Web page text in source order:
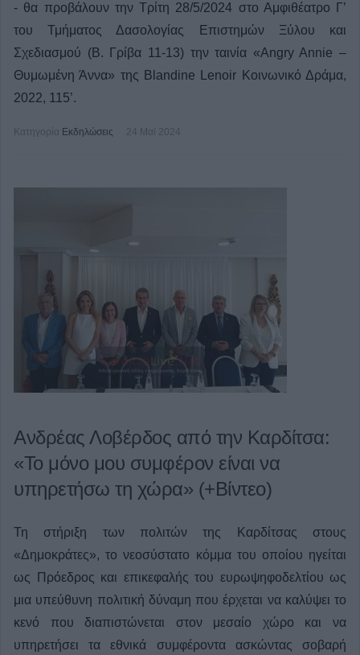
- θα προβάλουν την Τρίτη 28/5/2024 στο Αμφιθέατρο Γ’
του Τμήματος Δασολογίας Επιστημών Ξύλου και
Σχεδιασμού (Β. Γρίβα 11-13) την ταινία «Angry Annie –
Θυμωμένη Άννα» της Blandine Lenoir Κοινωνικό Δράμα,
2022, 115’.
Κατηγορία Εκδηλώσεις 24 Μαϊ 2024
Ανδρέας Λοβέρδος από την Καρδίτσα:
«Το μόνο μου συμφέρον είναι να
υπηρετήσω τη χώρα» (+Βίντεο)
Τη στήριξη των πολιτών της Καρδίτσας στους
«Δημοκράτες», το νεοσύστατο κόμμα του οποίου ηγείται
ως Πρόεδρος και επικεφαλής του ευρωψηφοδελτίου ως
μια υπεύθυνη πολιτική δύναμη που έρχεται να καλύψει το
κενό που διαπιστώνεται στον μεσαίο χώρο και να
υπηρετήσει τα εθνικά συμφέροντα ασκώντας σοβαρή